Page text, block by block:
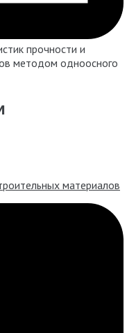
прочности и
методом одноосного
материалов